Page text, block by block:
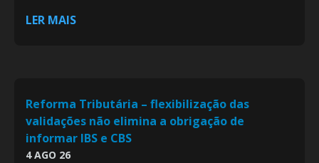
LER MAIS
Reforma Tributária – flexibilização das
validações não elimina a obrigação de
informar IBS e CBS
4 AGO 26